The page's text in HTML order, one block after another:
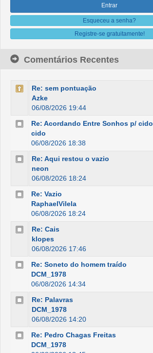
Esqueceu a senha?
Registre-se gratuitamente!
Comentários Recentes
Re: sem pontuação
Azke
06/08/2026 19:44
Re: Acordando Entre Sonhos p/ cido
cido
06/08/2026 18:38
Re: Aqui restou o vazio
neon
06/08/2026 18:24
Re: Vazio
RaphaelVilela
06/08/2026 18:24
Re: Cais
klopes
06/08/2026 17:46
Re: Soneto do homem traído
DCM_1978
06/08/2026 14:34
Re: Palavras
DCM_1978
06/08/2026 14:20
Re: Pedro Chagas Freitas
DCM_1978